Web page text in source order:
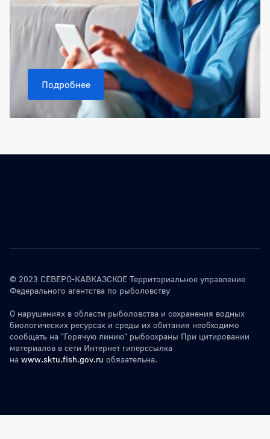
Подробнее
© 2023 СЕВЕРО-КАВКАЗСКОЕ Территориальное управление
Федерального агентства по рыболовству
О нарушениях в области рыболовства и сохранения водных
биологических ресурсах и среды их обитания необходимо
сообщать на "Горячую линию" рыбоохраны При цитировании
материалов в сети Интернет гиперссылка
на www.sktu.fish.gov.ru обязательна.